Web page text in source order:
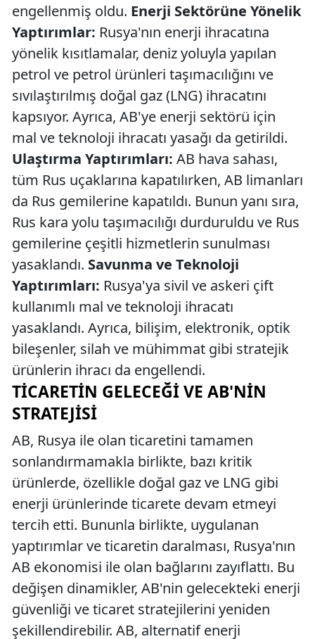
engellenmiş oldu. Enerji Sektörüne Yönelik
Yaptırımlar: Rusya'nın enerji ihracatına
yönelik kısıtlamalar, deniz yoluyla yapılan
petrol ve petrol ürünleri taşımacılığını ve
sıvılaştırılmış doğal gaz (LNG) ihracatını
kapsıyor. Ayrıca, AB'ye enerji sektörü için
mal ve teknoloji ihracatı yasağı da getirildi.
Ulaştırma Yaptırımları: AB hava sahası,
tüm Rus uçaklarına kapatılırken, AB limanları
da Rus gemilerine kapatıldı. Bunun yanı sıra,
Rus kara yolu taşımacılığı durduruldu ve Rus
gemilerine çeşitli hizmetlerin sunulması
yasaklandı. Savunma ve Teknoloji
Yaptırımları: Rusya'ya sivil ve askeri çift
kullanımlı mal ve teknoloji ihracatı
yasaklandı. Ayrıca, bilişim, elektronik, optik
bileşenler, silah ve mühimmat gibi stratejik
ürünlerin ihracı da engellendi.
TICARETIN GELECEĞI VE AB'NIN
STRATEJISI
AB, Rusya ile olan ticaretini tamamen
sonlandırmamakla birlikte, bazı kritik
ürünlerde, özellikle doğal gaz ve LNG gibi
enerji ürünlerinde ticarete devam etmeyi
tercih etti. Bununla birlikte, uygulanan
yaptırımlar ve ticaretin daralması, Rusya'nın
AB ekonomisi ile olan bağlarını zayıflattı. Bu
değişen dinamikler, AB'nin gelecekteki enerji
güvenliği ve ticaret stratejilerini yeniden
şekillendirebilir. AB, alternatif enerji